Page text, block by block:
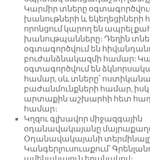
Կարմիր տները
խանութների և եկեղեցիների
որոնցում կարող են ապրել
խանութպանները։ Դեղին
օգտագործվում են
բուժանձնակազմի համար:
օգտագործվում են
համար, սև տները՝
բաժանմունքների համար,
արտաքին աշխարհի հետ
համար։
Կղզու գլխավոր միջազգային
օդանավակայանը
Օդանավակայանի տերմինալը
Կանգերլուսուաքում՝